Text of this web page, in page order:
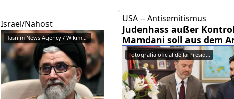
Israel/Nahost
Tasnim News Agency / Wikimedia ...
USA -- Antisemitismus
Judenhass außer
Mamdani soll aus dem
Fotografía oficial de la Presid...